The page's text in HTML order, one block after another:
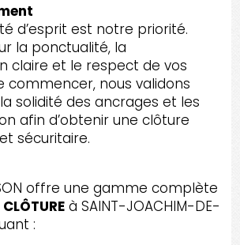
d’esprit est notre priorité.
la ponctualité, la
claire et le respect de vos
commencer, nous validons
solidité des ancrages et les
afin d’obtenir une clôture
sécuritaire.
offre une gamme complète
CLÔTUREà SAINT-JOACHIM-DE-
: